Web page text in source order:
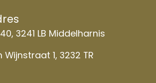
3241 LB Middelharnis
Wijnstraat 1, 3232 TR